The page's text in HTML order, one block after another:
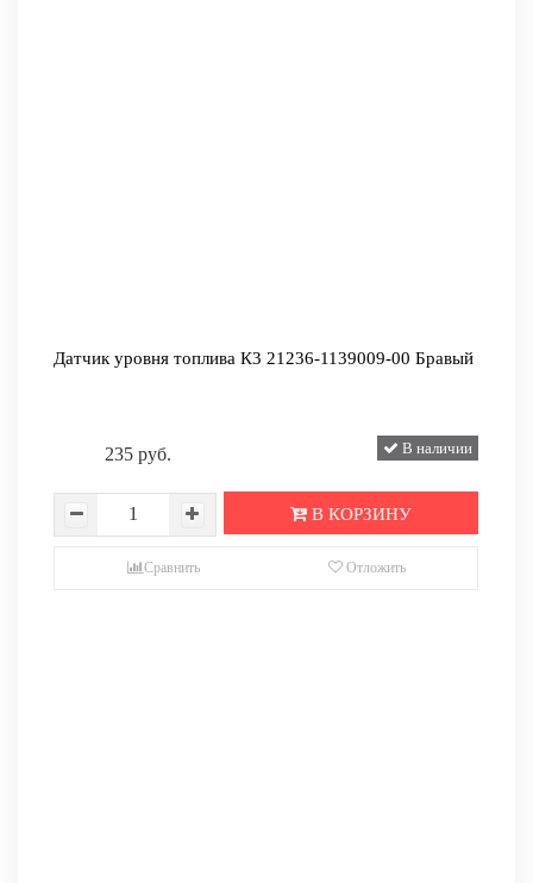
Датчик уровня топлива К3 21236-1139009-00 Бравый
235 руб. В наличии
В КОРЗИНУ
Сравнить Отложить